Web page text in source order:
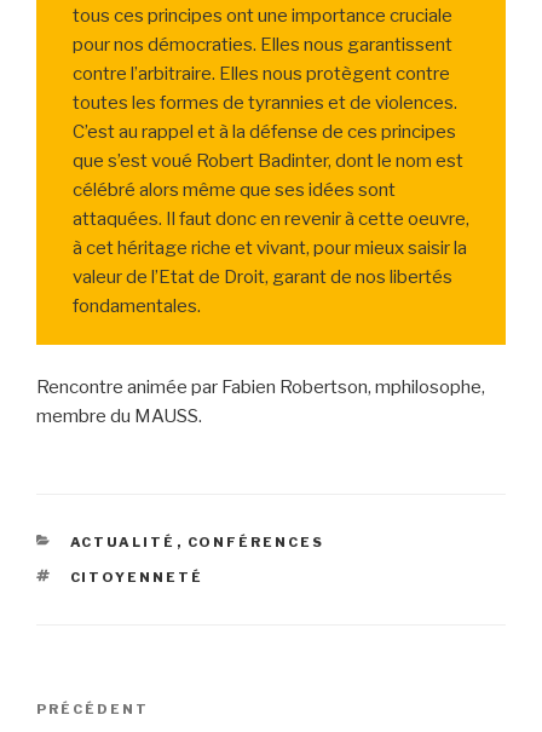
tous ces principes ont une importance cruciale
pour nos démocraties. Elles nous garantissent
contre l’arbitraire. Elles nous protègent contre
toutes les formes de tyrannies et de violences.
C’est au rappel et à la défense de ces principes
que s’est voué Robert Badinter, dont le nom est
célébré alors même que ses idées sont
attaquées. Il faut donc en revenir à cette oeuvre,
à cet héritage riche et vivant, pour mieux saisir la
valeur de l’Etat de Droit, garant de nos libertés
fondamentales.
Rencontre animée par Fabien Robertson, mphilosophe,
membre du MAUSS.
CATÉGORIES
ACTUALITÉ , CONFÉRENCES
ÉTIQUETTES
CITOYENNETÉ
Navigation
Article
PRÉCÉDENT